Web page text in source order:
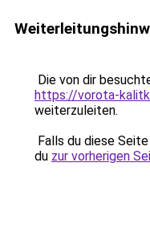
Die von dir
https://vorota-
weiterzuleiten.
Falls du diese
du zur vorherigen